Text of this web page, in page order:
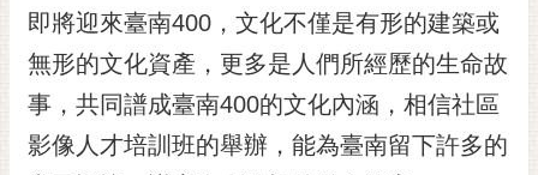
導
訂
閱
RSS
即將迎來臺南400，文化不僅是有形的建築或
無形的文化資產，更多是人們所經歷的生命故
事，共同譜成臺南400的文化內涵，相信社區
影像人才培訓班的舉辦，能為臺南留下許多的